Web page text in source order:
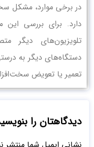
در برخی موارد، مشکل
دارد. برای بررسی
تلویزیون‌های دیگر
دستگاه‌های دیگر به
تعمیر یا تعویض
دیدگاهتان را